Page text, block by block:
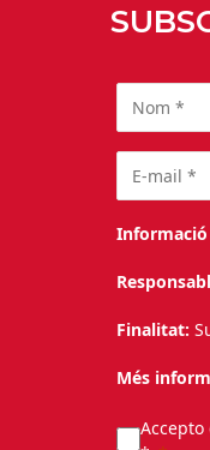
Informació
Finalitat:
Més